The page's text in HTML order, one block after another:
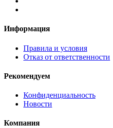
Информация
Правила и условия
Отказ от ответственности
Рекомендуем
Конфиденциальность
Новости
Компания